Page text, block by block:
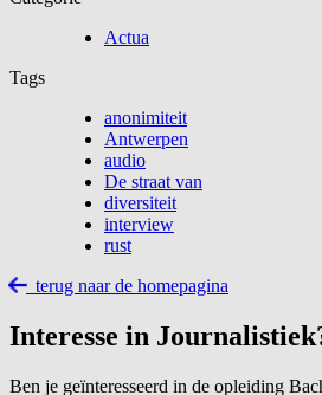
Actua
Tags
anonimiteit
Antwerpen
audio
De straat van
diversiteit
interview
rust
terug naar de homepagina
Interesse in
Ben je geïnteresseerd in de opleiding